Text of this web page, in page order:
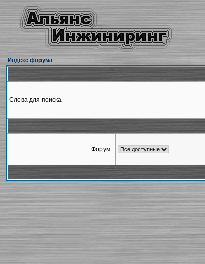
Индекс форума
Слова для поиска
Форум: